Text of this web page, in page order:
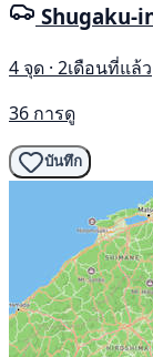
Shugaku-
4 จุด · 2เดือนที่แล้ว
36 การดู
บันทึก